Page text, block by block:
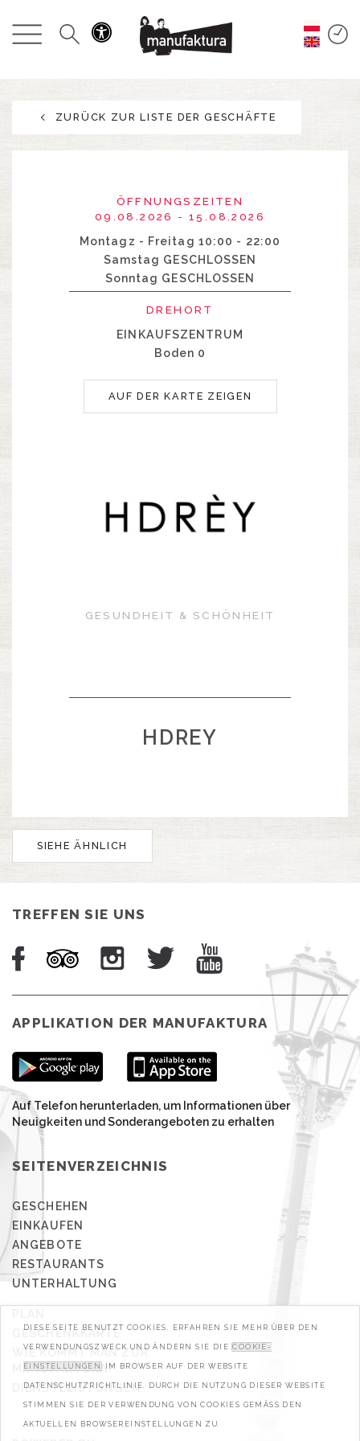
GESCHEHEN
ANGEBOTE
RESTAURANTS
ZURÜCK ZUR LISTE DER GESCHÄFTE
ÖFFNUNGSZEITEN
09.08.2026 - 15.08.2026
Montagz - Freitag 10:00 - 22:00
Samstag GESCHLOSSEN
Sonntag GESCHLOSSEN
DREHORT
EINKAUFSZENTRUM
Boden 0
AUF DER KARTE ZEIGEN
GESUNDHEIT & SCHÖNHEIT
HDREY
SIEHE ÄHNLICH
TREFFEN SIE UNS
APPLIKATION DER MANUFAKTURA
Auf Telefon herunterladen, um Informationen über
Neuigkeiten und Sonderangeboten zu erhalten
SEITENVERZEICHNIS
GESCHEHEN
EINKAUFEN
ANGEBOTE
RESTAURANTS
UNTERHALTUNG
GESCHENKKARTE
WIE KOMMT MAN ZUR
MANUFAKTURA?
DIENSTLEISTUNGEN
DIESE SEITE BENUTZT COOKIES. ERFAHREN SIE MEHR ÜBER DEN
VERWENDUNGSZWECK UND ÄNDERN SIE DIE COOKIE-
EINSTELLUNGEN IM BROWSER AUF DER WEBSITE
DATENSCHUTZRICHTLINIE. DURCH DIE NUTZUNG DIESER WEBSITE
STIMMEN SIE DER VERWENDUNG VON COOKIES GEMÄSS DEN A
KTUELLEN BROWSEREINSTELLUNGEN ZU.